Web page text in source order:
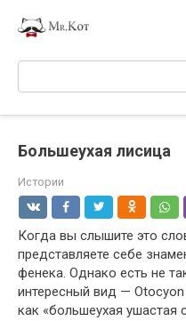
Поиск:
Большеухая лисица
Истории
Когда вы слышите это
представляете себе
фенека. Однако есть не
интересный вид —
как «большеухая ушастая